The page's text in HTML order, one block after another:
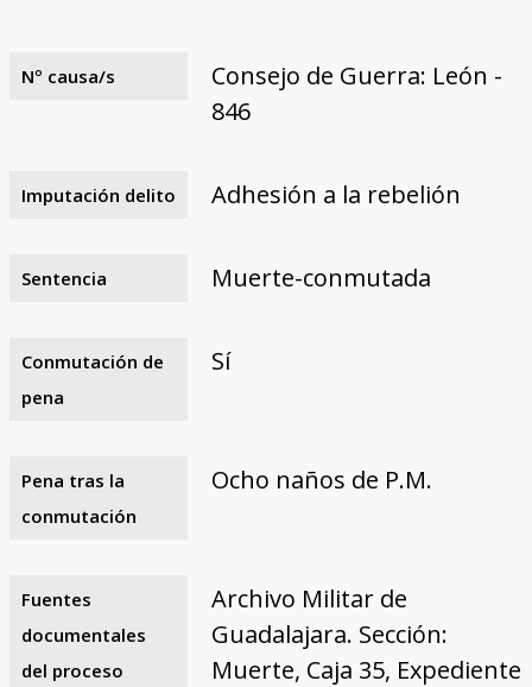
Nº causa/s
Consejo de Guerra: León -
846
Imputación delito Adhesión a la rebelión
Sentencia Muerte-conmutada
Conmutación de
pena
Sí
Pena tras la
conmutación
Ocho naños de P.M.
Fuentes
documentales
del proceso
Archivo Militar de
Guadalajara. Sección:
Muerte, Caja 35, Expediente